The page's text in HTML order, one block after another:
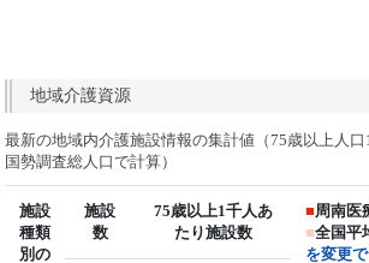
地域介護資源
最新の地域内介護施設情報の集計値（75歳以上人
国勢調査総人口で計算）
施設
種類
別の
施設
数
75歳以上1千人あ
たり施設数
■周南医
■全国
を変更で